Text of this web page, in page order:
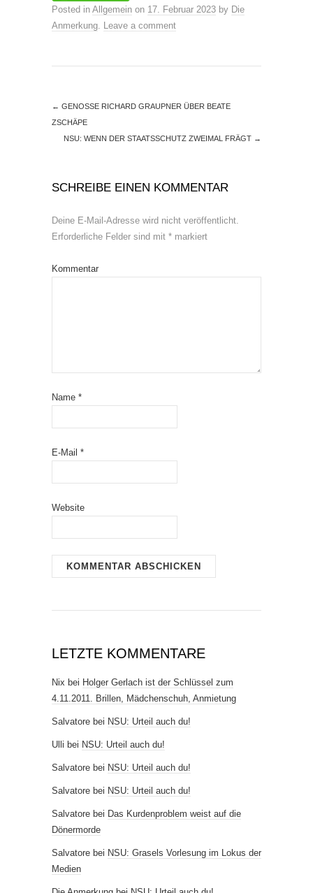
Posted in Allgemein on 17. Februar 2023 by Die
Anmerkung. Leave a comment
← GENOSSE RICHARD GRAUPNER ÜBER BEATE
ZSCHÄPE
NSU: WENN DER STAATSSCHUTZ ZWEIMAL FRÄGT →
SCHREIBE EINEN KOMMENTAR
Deine E-Mail-Adresse wird nicht veröffentlicht.
Erforderliche Felder sind mit * markiert
Kommentar
Name *
E-Mail *
Website
LETZTE KOMMENTARE
Nix bei Holger Gerlach ist der Schlüssel zum
4.11.2011. Brillen, Mädchenschuh, Anmietung
Salvatore bei NSU: Urteil auch du!
Ulli bei NSU: Urteil auch du!
Salvatore bei NSU: Urteil auch du!
Salvatore bei NSU: Urteil auch du!
Salvatore bei Das Kurdenproblem weist auf die
Dönermorde
Salvatore bei NSU: Grasels Vorlesung im Lokus der
Medien